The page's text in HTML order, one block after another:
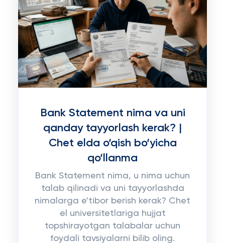
Bank Statement nima va uni
qanday tayyorlash kerak? |
Chet elda o‘qish bo‘yicha
qo‘llanma
Bank Statement nima, u nima uchun
talab qilinadi va uni tayyorlashda
nimalarga e'tibor berish kerak? Chet
el universitetlariga hujjat
topshirayotgan talabalar uchun
foydali tavsiyalarni bilib oling.